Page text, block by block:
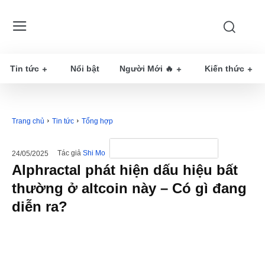
Tin tức Nổi bật Người Mới 🔥 Kiến thức
Trang chủ Tin tức Tổng hợp
24/05/2025 Tác giả Shi Mo
Alphractal phát hiện dấu hiệu bất
thường ở altcoin này – Có gì đang
diễn ra?